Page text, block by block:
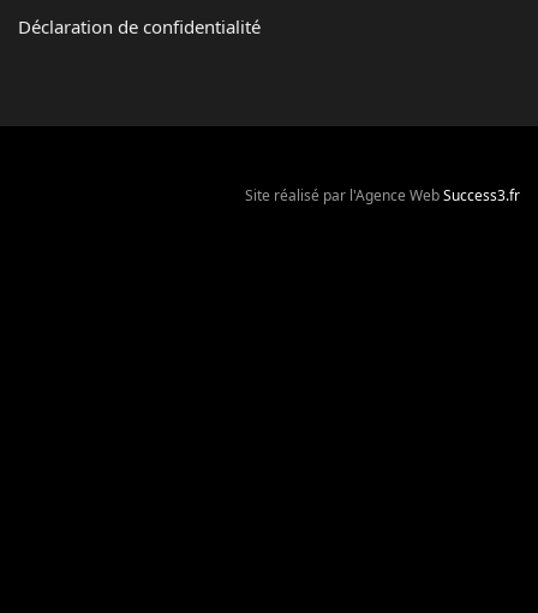
Déclaration de confidentialité
Site réalisé par l'Agence WebSuccess3.fr